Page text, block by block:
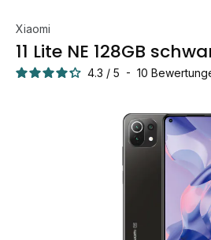
Xiaomi
11 Lite NE 128GB
4.3 / 5 - 10